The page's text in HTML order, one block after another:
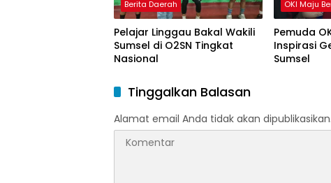
Berita Daerah
Pelajar Linggau Bakal Wakili
Sumsel di O2SN Tingkat
Nasional
OKI Maju
Pemuda
Inspirasi
Sumsel
Tinggalkan Balasan
Alamat email Anda tidak akan dipublikasikan.